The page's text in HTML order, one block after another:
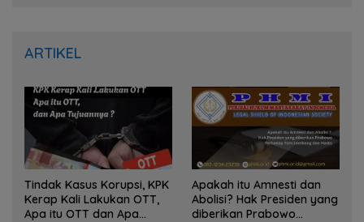
ARTIKEL
Tindak Kasus Korupsi, KPK
Kerap Kali Lakukan OTT,
Apa itu OTT dan Apa
Apakah itu Amnesti dan
Abolisi? Hak Presiden yang
diberikan Prabowo